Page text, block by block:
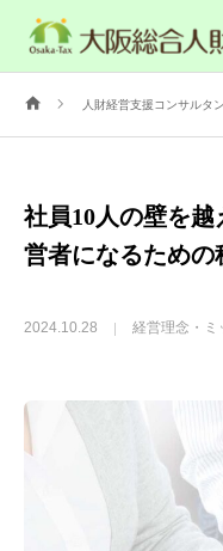
人財経営支援コンサルタ
社員10人の壁を
営者になるための
2024.10.28 経営理念・ミ